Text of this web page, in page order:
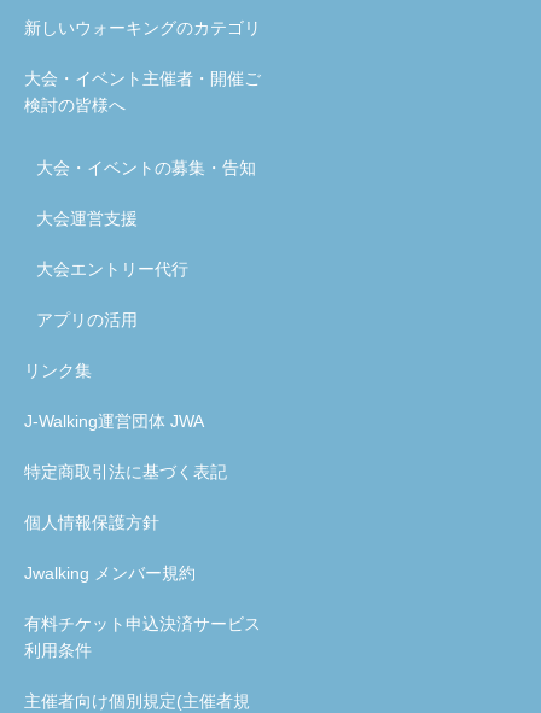
新しいウォーキングのカテゴリ
大会・イベント主催者・開催ご
検討の皆様へ
大会・イベントの募集・告知
大会運営支援
大会エントリー代行
アプリの活用
リンク集
J-Walking運営団体 JWA
特定商取引法に基づく表記
個人情報保護方針
Jwalking メンバー規約
有料チケット申込決済サービス
利用条件
主催者向け個別規定(主催者規